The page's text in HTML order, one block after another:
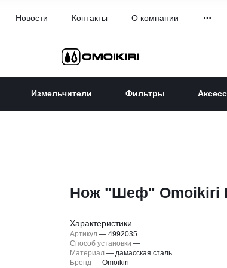
Новости Контакты О компании
Измельчители Фильтры
Нож "Шеф" Omoikiri
Характеристики
Артикул —4992035
Способ установки —
Материал — дамасская сталь
Бренд —Omoikiri